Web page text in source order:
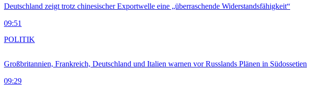
Deutschland zeigt trotz chinesischer Exportwelle eine „überraschende Widerstandsfähigkeit“
09:51
Großbritannien, Frankreich, Deutschland und Italien warnen vor Russlands Plänen in Südossetien
09:29
POLITIK